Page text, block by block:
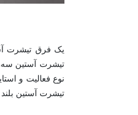
یک فرق تیشرت
تیشرت آستین
نوع فعالیت و
تیشرت آستین